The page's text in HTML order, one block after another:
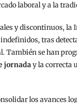
laboral y a la
y discontinuos,
tras
También se han
jornaday la correcta
los avances